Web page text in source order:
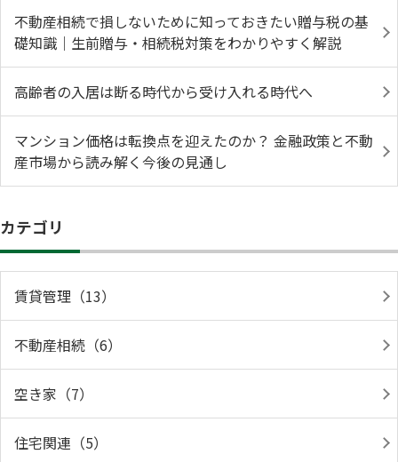
不動産相続で損しないために知っておきたい贈与税の基
礎知識｜生前贈与・相続税対策をわかりやすく解説
高齢者の入居は断る時代から受け入れる時代へ
マンション価格は転換点を迎えたのか？ 金融政策と不動
産市場から読み解く今後の見通し
カテゴリ
賃貸管理（13）
不動産相続（6）
空き家（7）
住宅関連（5）